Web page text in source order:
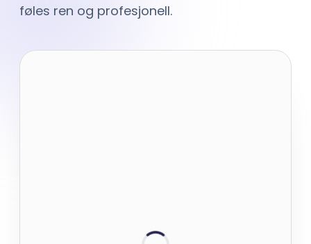
føles ren og profesjonell.